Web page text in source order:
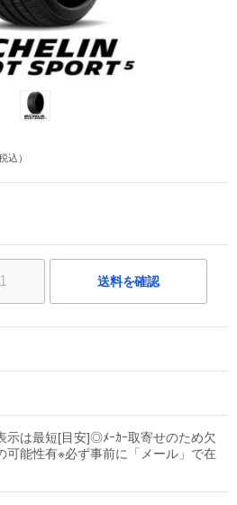
込）
送料を確認
は最短[目安]◎ﾒｰｶｰ取寄せのため欠
可能性有※必ず事前に「メール」で在